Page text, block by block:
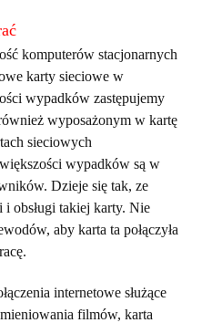
komputerów stacjonarnych
karty sieciowe w
wypadków zastępujemy
wyposażonym w kartę
sieciowych
wypadków są w
Dzieje się tak, ze
i obsługi takiej karty. Nie
aby karta ta połączyła
internetowe służące
filmów, karta